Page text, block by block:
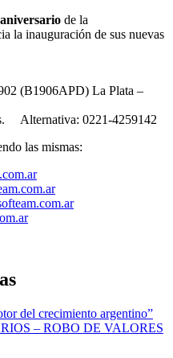
aniversario de la
la inauguración de sus nuevas
(B1906APD) La Plata –
Alternativa: 0221-4259142
las mismas:
del crecimiento argentino”
– ROBO DE VALORES